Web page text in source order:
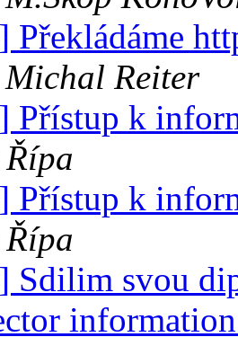
Překládáme
Michal Reiter
Přístup k
Přístup k
Sdilim svou